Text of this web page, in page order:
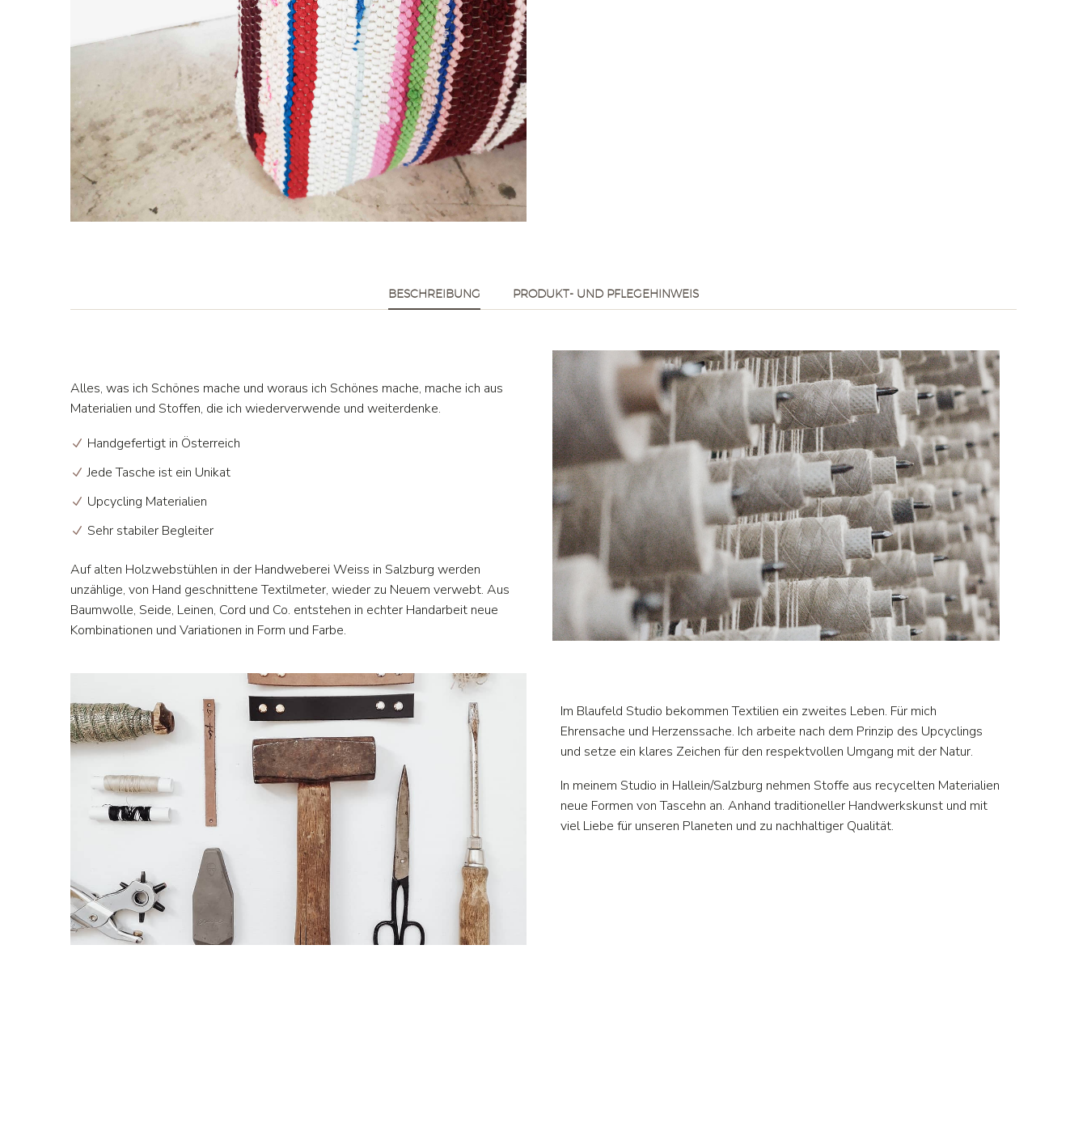
BESCHREIBUNG PRODUKT- UND PFLEGEHINWEIS
Alles, was ich Schönes mache und woraus ich Schönes mache, mache ich aus
Materialien und Stoffen, die ich wiederverwende und weiterdenke.
Handgefertigt in Österreich
Jede Tasche ist ein Unikat
Upcycling Materialien
Sehr stabiler Begleiter
Auf alten Holzwebstühlen in der Handweberei Weiss in Salzburg werden
unzählige, von Hand geschnittene Textilmeter, wieder zu Neuem verwebt. Aus
Baumwolle, Seide, Leinen, Cord und Co. entstehen in echter Handarbeit neue
Kombinationen und Variationen in Form und Farbe.
Im Blaufeld Studio bekommen Textilien ein zweites Leben. Für mich
Ehrensache und Herzenssache. Ich arbeite nach dem Prinzip des Upcyclings
und setze ein klares Zeichen für den respektvollen Umgang mit der Natur.
In meinem Studio in Hallein/Salzburg nehmen Stoffe aus recycelten Materialien
neue Formen von Tascehn an. Anhand traditioneller Handwerkskunst und mit
viel Liebe für unseren Planeten und zu nachhaltiger Qualität.